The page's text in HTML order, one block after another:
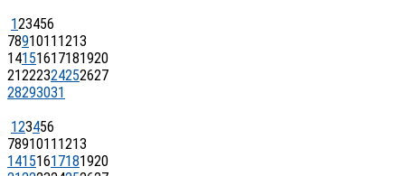
123456
7891011 1213
14151617181920
21222324252627
28293031
123456
7891011 1213
14151617181920